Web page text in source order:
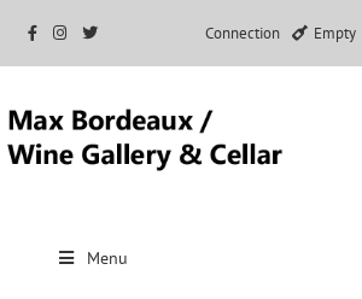
Connection Empty
Menu